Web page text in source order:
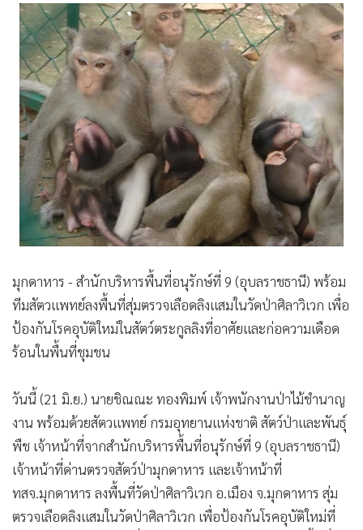
ละคร
CbizReview
Cyber BIZ
ผู้จัดกวน
Good health & Well-being
Green Innovation & SD
Management & HR
MGR Live
Infographic
การเมือง
• กีฬา
•
ต่างประเทศ
•
Special Scoop
เศรษฐกิจ-ธุรกิจ
• จีน
• ชุมชน-คุณภาพชีวิต
• อาชญากรรม
• Motoring
• เกม
• วิทยาศาสตร์
มุกดาหาร - สำนักบริหารพื้นที่อนุรักษ์ที่ 9 (อุบลราชธานี) พร้อม
ทีมสัตวแพทย์ลงพื้นที่สุ่มตรวจเลือดลิงแสมในวัดป่าศิลาวิเวก เพื่อ
ป้องกันโรคอุบัติใหม่ในสัตว์ตระกูลลิงที่อาศัยและก่อความเดือด
ร้อนในพื้นที่ชุมชน
วันนี้ (21 มิ.ย.) นายชิณณะ ทองพิมพ์ เจ้าพนักงานป่าไม้ชำนาญ
งาน พร้อมด้วยสัตวแพทย์ กรมอุทยานแห่งชาติ สัตว์ป่าและพันธุ์
พืช เจ้าหน้าที่จากสำนักบริหารพื้นที่อนุรักษ์ที่ 9 (อุบลราชธานี)
เจ้าหน้าที่ด่านตรวจสัตว์ป่ามุกดาหาร และเจ้าหน้าที่
ทสจ.มุกดาหาร ลงพื้นที่วัดป่าศิลาวิเวก อ.เมือง จ.มุกดาหาร สุ่ม
ตรวจเลือดลิงแสมในวัดป่าศิลาวิเวก เพื่อป้องกันโรคอุบัติใหม่ที่